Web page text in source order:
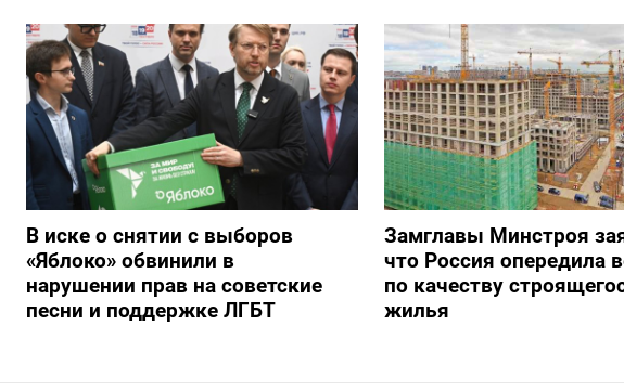
В иске о снятии с выборов
«Яблоко» обвинили в
нарушении прав на советские
песни и поддержке ЛГБТ
Замглавы Минстроя
что Россия опередила
по качеству
жилья